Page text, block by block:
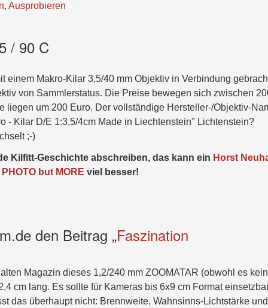
, Ausprobieren
/ 90 C
einem Makro-Kilar 3,5/40 mm Objektiv in Verbindung
von Sammlerstatus. Die Preise bewegen sich zwischen
liegen um 200 Euro. Der vollständige Hersteller-/Objektiv-
- Kilar D/E 1:3,5/4cm Made in Liechtenstein" Lichtenstein?
;-)
Kilfitt-Geschichte abschreiben, das kann ein Horst
but MORE viel besser!
den Beitrag „Faszination
Magazin dieses 1,2/240 mm ZOOMATAR (obwohl es kein
cm lang. Es sollte für Kameras bis 6x9 cm Format
das überhaupt nicht: Brennweite, Wahnsinns-Lichtstärke